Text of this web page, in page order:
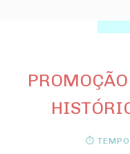
⏱ TEMPO